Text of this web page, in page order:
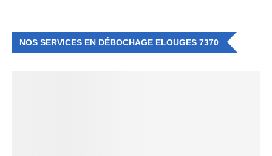
NOS SERVICES EN DÉBOCHAGE ELOUGES 7370